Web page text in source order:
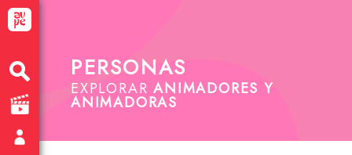
PERSONAS
EXPLORARANIMADORES Y
ANIMADORAS